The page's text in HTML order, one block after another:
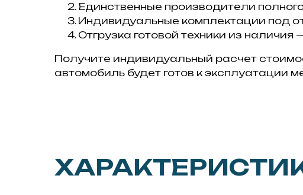
Единственные производители
Индивидуальные комплектации под
Отгрузка готовой техники из
Получите индивидуальный расчет
автомобиль будет готов к эксплуатации